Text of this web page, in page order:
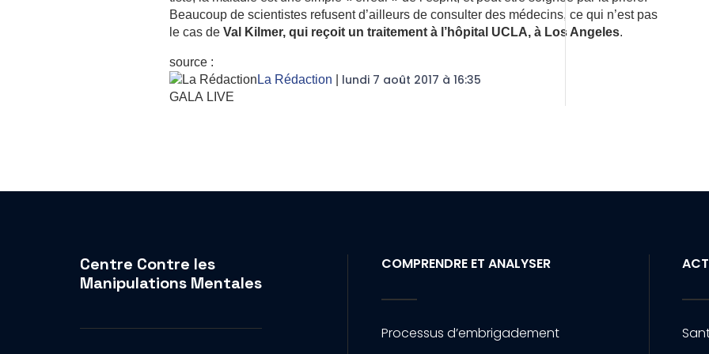
Beau­coup de scien­tistes refusent d’ailleurs de consul­ter des méde­cins, ce qui n’est pas
le cas de Val Kilmer, qui reçoit un trai­te­ment à l’hô­pi­tal UCLA, à Los Angeles.
source :
La Rédaction
lundi 7 août 2017 à 16:35
GALA LIVE
Centre Contre les
Manipulations Mentales
COMPRENDRE ET ANALYSER
Processus d’embrigadement